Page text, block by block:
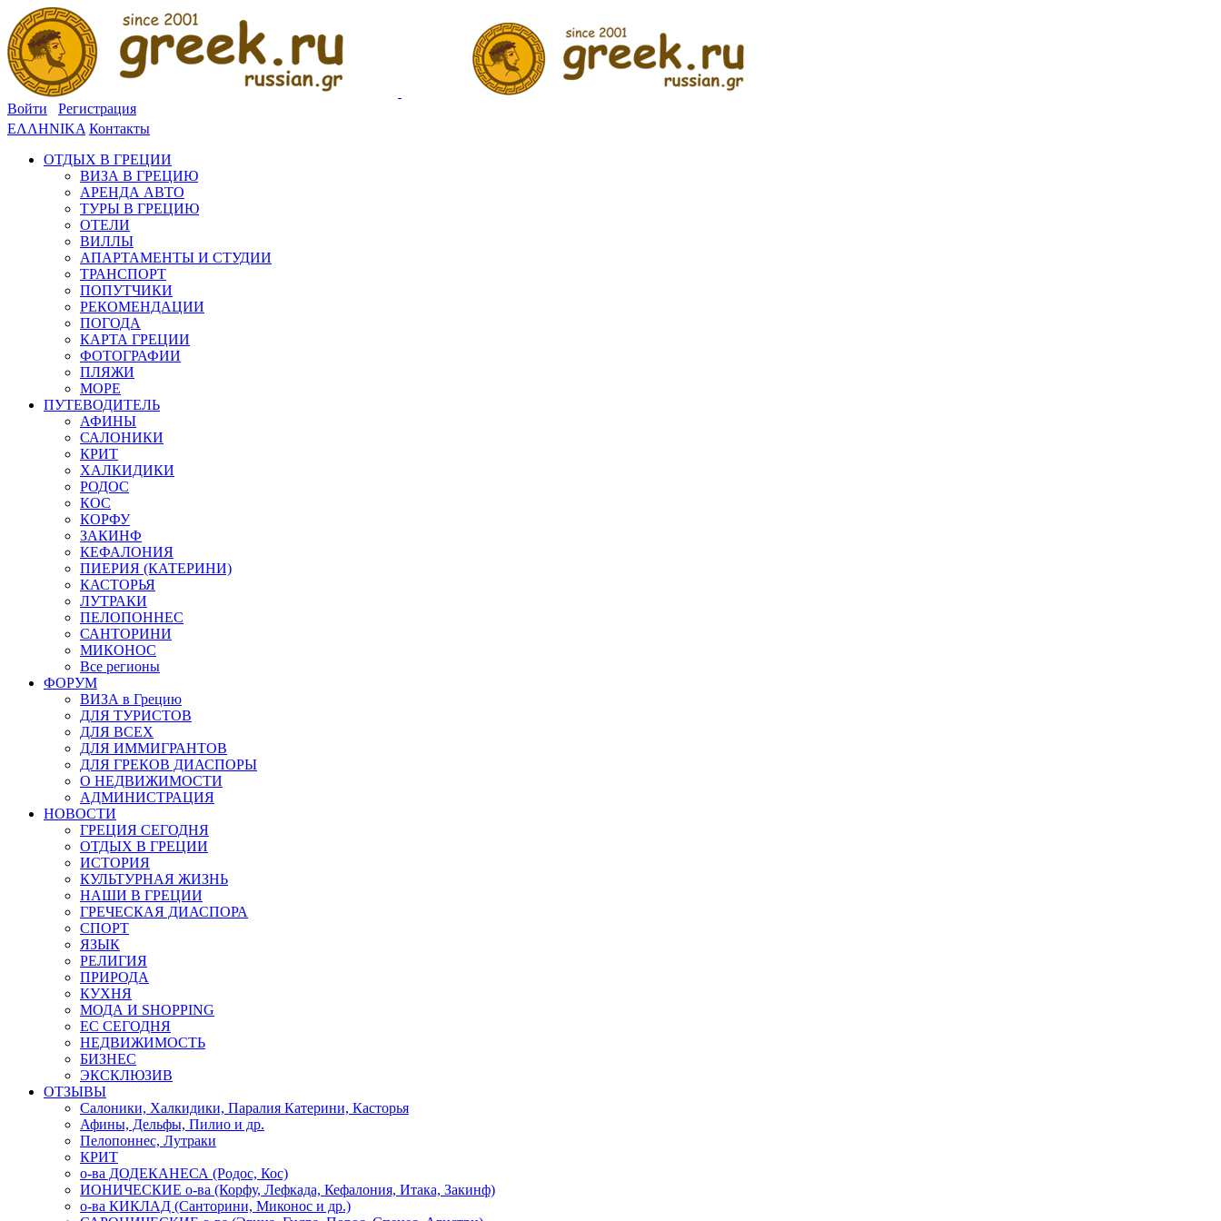
Войти
Регистрация
ΕΛΛΗΝΙΚΑ Контакты
ОТДЫХ В ГРЕЦИИ
ВИЗА В ГРЕЦИЮ
АРЕНДА АВТО
ТУРЫ В ГРЕЦИЮ
ОТЕЛИ
ВИЛЛЫ
АПАРТАМЕНТЫ И СТУДИИ
ТРАНСПОРТ
ПОПУТЧИКИ
РЕКОМЕНДАЦИИ
ПОГОДА
КАРТА ГРЕЦИИ
ФОТОГРАФИИ
ПЛЯЖИ
МОРЕ
ПУТЕВОДИТЕЛЬ
АФИНЫ
САЛОНИКИ
КРИТ
ХАЛКИДИКИ
РОДОС
КОС
КОРФУ
ЗАКИНФ
КЕФАЛОНИЯ
ПИЕРИЯ (КАТЕРИНИ)
КАСТОРЬЯ
ЛУТРАКИ
ПЕЛОПОННЕС
САНТОРИНИ
МИКОНОС
Все регионы
ФОРУМ
ВИЗА в Грецию
ДЛЯ ТУРИСТОВ
ДЛЯ ВСЕХ
ДЛЯ ИММИГРАНТОВ
ДЛЯ ГРЕКОВ ДИАСПОРЫ
О НЕДВИЖИМОСТИ
АДМИНИСТРАЦИЯ
НОВОСТИ
ГРЕЦИЯ СЕГОДНЯ
ОТДЫХ В ГРЕЦИИ
ИСТОРИЯ
КУЛЬТУРНАЯ ЖИЗНЬ
НАШИ В ГРЕЦИИ
ГРЕЧЕСКАЯ ДИАСПОРА
СПОРТ
ЯЗЫК
РЕЛИГИЯ
ПРИРОДА
КУХНЯ
МОДА И SHOPPING
ЕС СЕГОДНЯ
НЕДВИЖИМОСТЬ
БИЗНЕС
ЭКСКЛЮЗИВ
ОТЗЫВЫ
Салоники, Халкидики, Паралия Катерини, Касторья
Афины, Дельфы, Пилио и др.
Пелопоннес, Лутраки
КРИТ
о-ва ДОДЕКАНЕСА (Родос, Кос)
ИОНИЧЕСКИЕ о-ва (Корфу, Лефкада, Кефалония, Итака, Закинф)
о-ва КИКЛАД (Санторини, Миконос и др.)